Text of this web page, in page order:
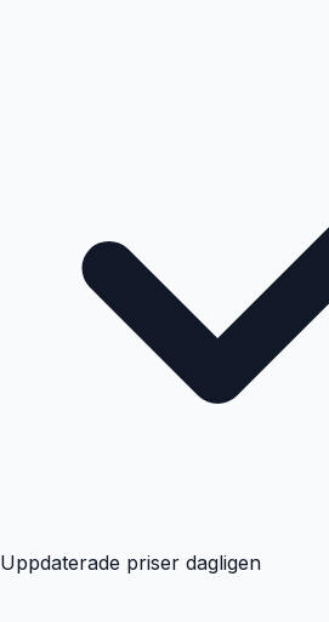
Uppdaterade priser dagligen